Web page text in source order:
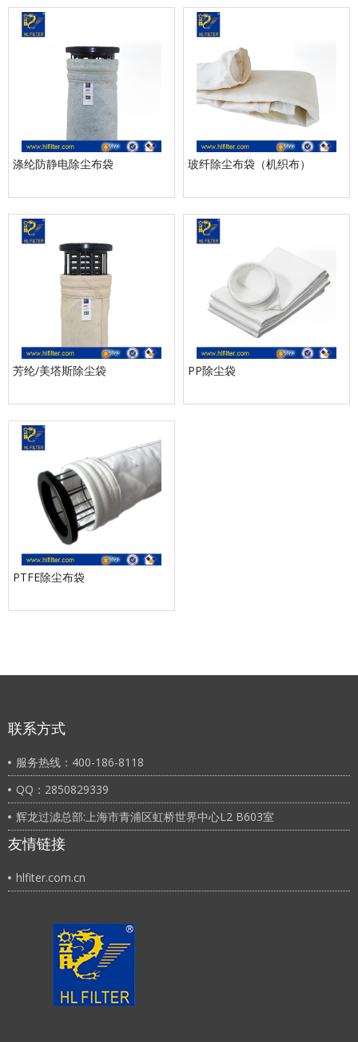
涤纶防静电除尘布袋 玻纤除尘布袋（机织布）
芳纶/美塔斯除尘袋 PP除尘袋
PTFE除尘布袋
联系方式
服务热线：400-186-8118
QQ：2850829339
辉龙过滤总部:上海市青浦区虹桥世界中心L2 B603室
友情链接
hlfiter.com.cn